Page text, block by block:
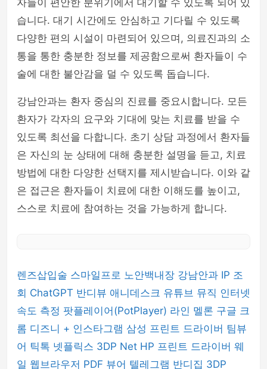
자들이 편안한 분위기에서 대기할 수 있도록 되어 있
습니다. 대기 시간에도 안심하고 기다릴 수 있도록
다양한 편의 시설이 마련되어 있으며, 의료진과의 소
통을 통한 충분한 정보를 제공함으로써 환자들이 수
술에 대한 불안감을 덜 수 있도록 돕습니다.
강남안과는 환자 중심의 진료를 중요시합니다. 모든
환자가 각자의 요구와 기대에 맞는 치료를 받을 수
있도록 최선을 다합니다. 초기 상담 과정에서 환자들
은 자신의 눈 상태에 대해 충분한 설명을 듣고, 치료
방법에 대한 다양한 선택지를 제시받습니다. 이와 같
은 접근은 환자들이 치료에 대한 이해도를 높이고,
스스로 치료에 참여하는 것을 가능하게 합니다.
렌즈삽입술 스마일프로 노안백내장 강남안과 IP 조
회 ChatGPT 반디뷰 애니데스크 유튜브 뮤직 인터넷
속도 측정 팟플레이어(PotPlayer) 라인 멜론 구글 크
롬 디즈니 + 인스타그램 삼성 프린트 드라이버 팀뷰
어 틱톡 넷플릭스 3DP Net HP 프린트 드라이버 웨
일 웹브라우저 PDF 뷰어 텔레그램 반디집 3DP